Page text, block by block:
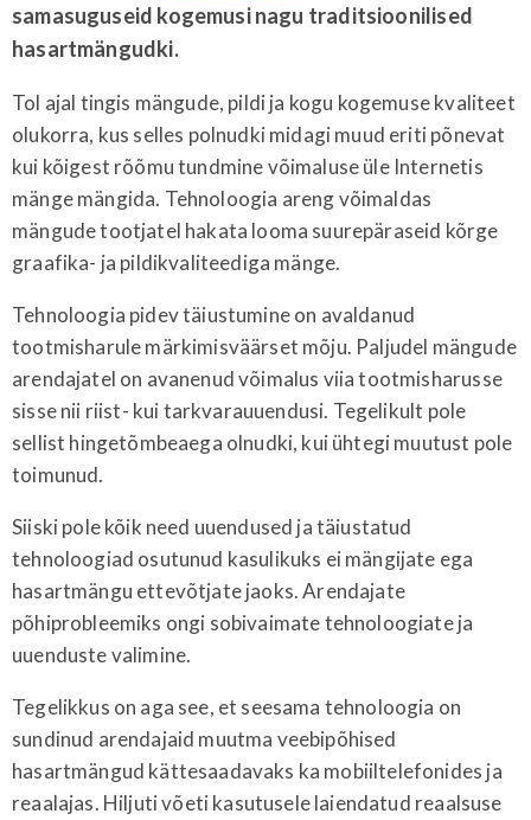
samasuguseid kogemusi nagu traditsioonilised
hasartmängudki.
Tol ajal tingis mängude, pildi ja kogu kogemuse kvaliteet
olukorra, kus selles polnudki midagi muud eriti põnevat
kui kõigest rõõmu tundmine võimaluse üle Internetis
mänge mängida. Tehnoloogia areng võimaldas
mängude tootjatel hakata looma suurepäraseid kõrge
graafika- ja pildikvaliteediga mänge.
Tehnoloogia pidev täiustumine on avaldanud
tootmisharule märkimisväärset mõju. Paljudel mängude
arendajatel on avanenud võimalus viia tootmisharusse
sisse nii riist- kui tarkvarauuendusi. Tegelikult pole
sellist hingetõmbeaega olnudki, kui ühtegi muutust pole
toimunud.
Siiski pole kõik need uuendused ja täiustatud
tehnoloogiad osutunud kasulikuks ei mängijate ega
hasartmängu ettevõtjate jaoks. Arendajate
põhiprobleemiks ongi sobivaimate tehnoloogiate ja
uuenduste valimine.
Tegelikkus on aga see, et seesama tehnoloogia on
sundinud arendajaid muutma veebipõhised
hasartmängud kättesaadavaks ka mobiiltelefonides ja
reaalajas. Hiljuti võeti kasutusele laiendatud reaalsuse